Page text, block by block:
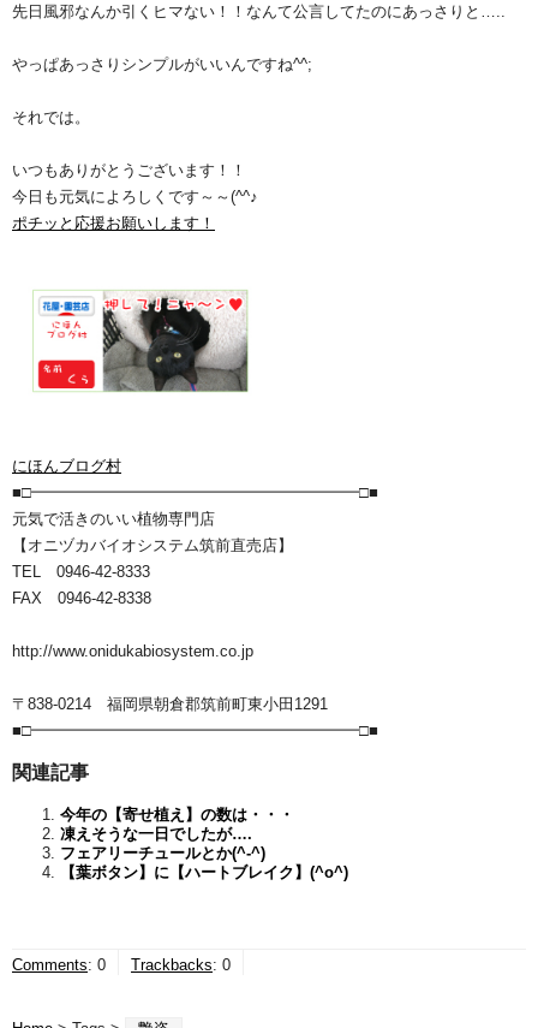
先日風邪なんか引くヒマない！！なんて公言してたのにあっさりと…..
やっぱあっさりシンプルがいいんですね^^;
それでは。
いつもありがとうございます！！
今日も元気によろしくです～～(^^♪
ポチッと応援お願いします！
にほんブログ村
■□━━━━━━━━━━━━━━━━━━━━━□■
元気で活きのいい植物専門店
【オニヅカバイオシステム筑前直売店】
TEL 0946-42-8333
FAX 0946-42-8338
http://www.onidukabiosystem.co.jp
〒838-0214 福岡県朝倉郡筑前町東小田1291
■□━━━━━━━━━━━━━━━━━━━━━□■
関連記事
今年の【寄せ植え】の数は・・・
凍えそうな一日でしたが….
フェアリーチュールとか(^-^)
【葉ボタン】に【ハートブレイク】(^o^)
Comments: 0 Trackbacks: 0